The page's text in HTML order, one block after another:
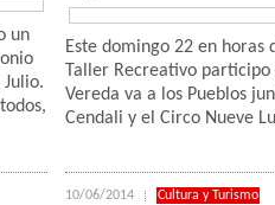
un
Este domingo 22 en horas
Taller Recreativo
Vereda va a los Pueblos
Cendali y el Circo Nueve
10/06/2014 Cultura y Turismo